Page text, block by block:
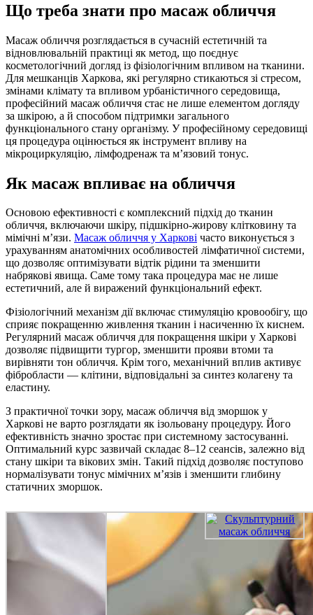
Що треба знати про масаж обличчя
Масаж обличчя розглядається в сучасній естетичній та
відновлювальній практиці як метод, що поєднує
косметологічний догляд із фізіологічним впливом на тканини.
Для мешканців Харкова, які регулярно стикаються зі стресом,
змінами клімату та впливом урбаністичного середовища,
професійний масаж обличчя стає не лише елементом догляду
за шкірою, а й способом підтримки загального
функціонального стану організму. У професійному середовищі
ця процедура оцінюється як інструмент впливу на
мікроциркуляцію, лімфодренаж та м’язовий тонус.
Як масаж впливає на обличчя
Основою ефективності є комплексний підхід до тканин
обличчя, включаючи шкіру, підшкірно-жирову клітковину та
мімічні м’язи. Масаж обличчя у Харкові часто виконується з
урахуванням анатомічних особливостей лімфатичної системи,
що дозволяє оптимізувати відтік рідини та зменшити
набрякові явища. Саме тому така процедура має не лише
естетичний, але й виражений функціональний ефект.
Фізіологічний механізм дії включає стимуляцію кровообігу, що
сприяє покращенню живлення тканин і насиченню їх киснем.
Регулярний масаж обличчя для покращення шкіри у Харкові
дозволяє підвищити тургор, зменшити прояви втоми та
вирівняти тон обличчя. Крім того, механічний вплив активує
фібробласти — клітини, відповідальні за синтез колагену та
еластину.
З практичної точки зору, масаж обличчя від зморшок у
Харкові не варто розглядати як ізольовану процедуру. Його
ефективність значно зростає при системному застосуванні.
Оптимальний курс зазвичай складає 8–12 сеансів, залежно від
стану шкіри та вікових змін. Такий підхід дозволяє поступово
нормалізувати тонус мімічних м’язів і зменшити глибину
статичних зморшок.